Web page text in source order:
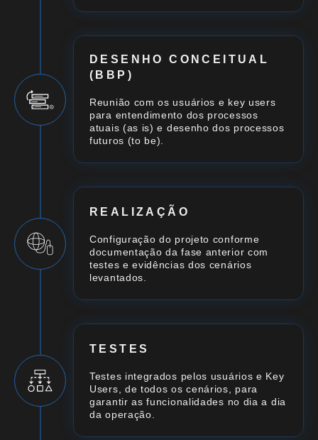
DESENHO CONCEITUAL
(BBP)
Reunião com os usuários e key users
para entendimento dos processos
atuais (as is) e desenho dos processos
futuros (to be).
REALIZAÇÃO
Configuração do projeto conforme
documentação da fase anterior com
testes e evidências dos cenários
levantados.
TESTES
Testes integrados pelos usuários e Key
Users, de todos os cenários, para
garantir as funcionalidades no dia a dia
da operação.